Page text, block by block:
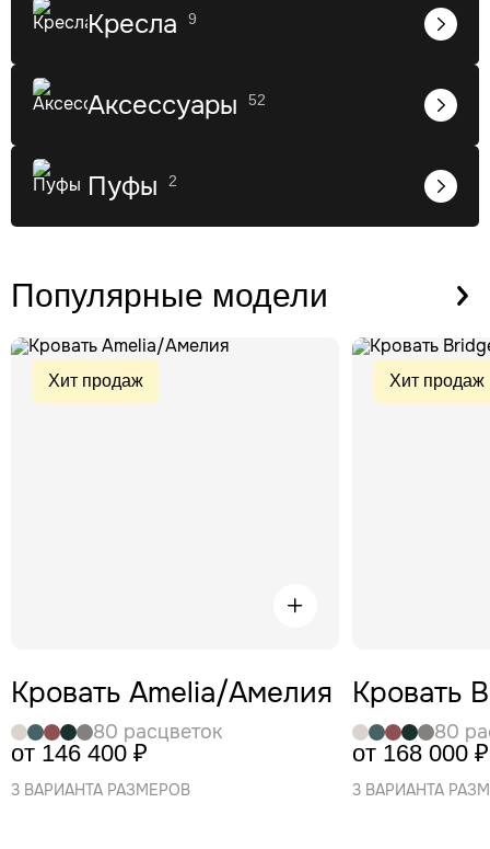
Кресла 9
Аксессуары 52
Пуфы 2
Популярные модели
Хит продаж
Кровать Amelia/Амелия
80 расцветок
от 146 400 ₽
3 ВАРИАНТА РАЗМЕРОВ
Хит продаж
Кровать
80
от 168 000 ₽
3 ВАРИАНТА